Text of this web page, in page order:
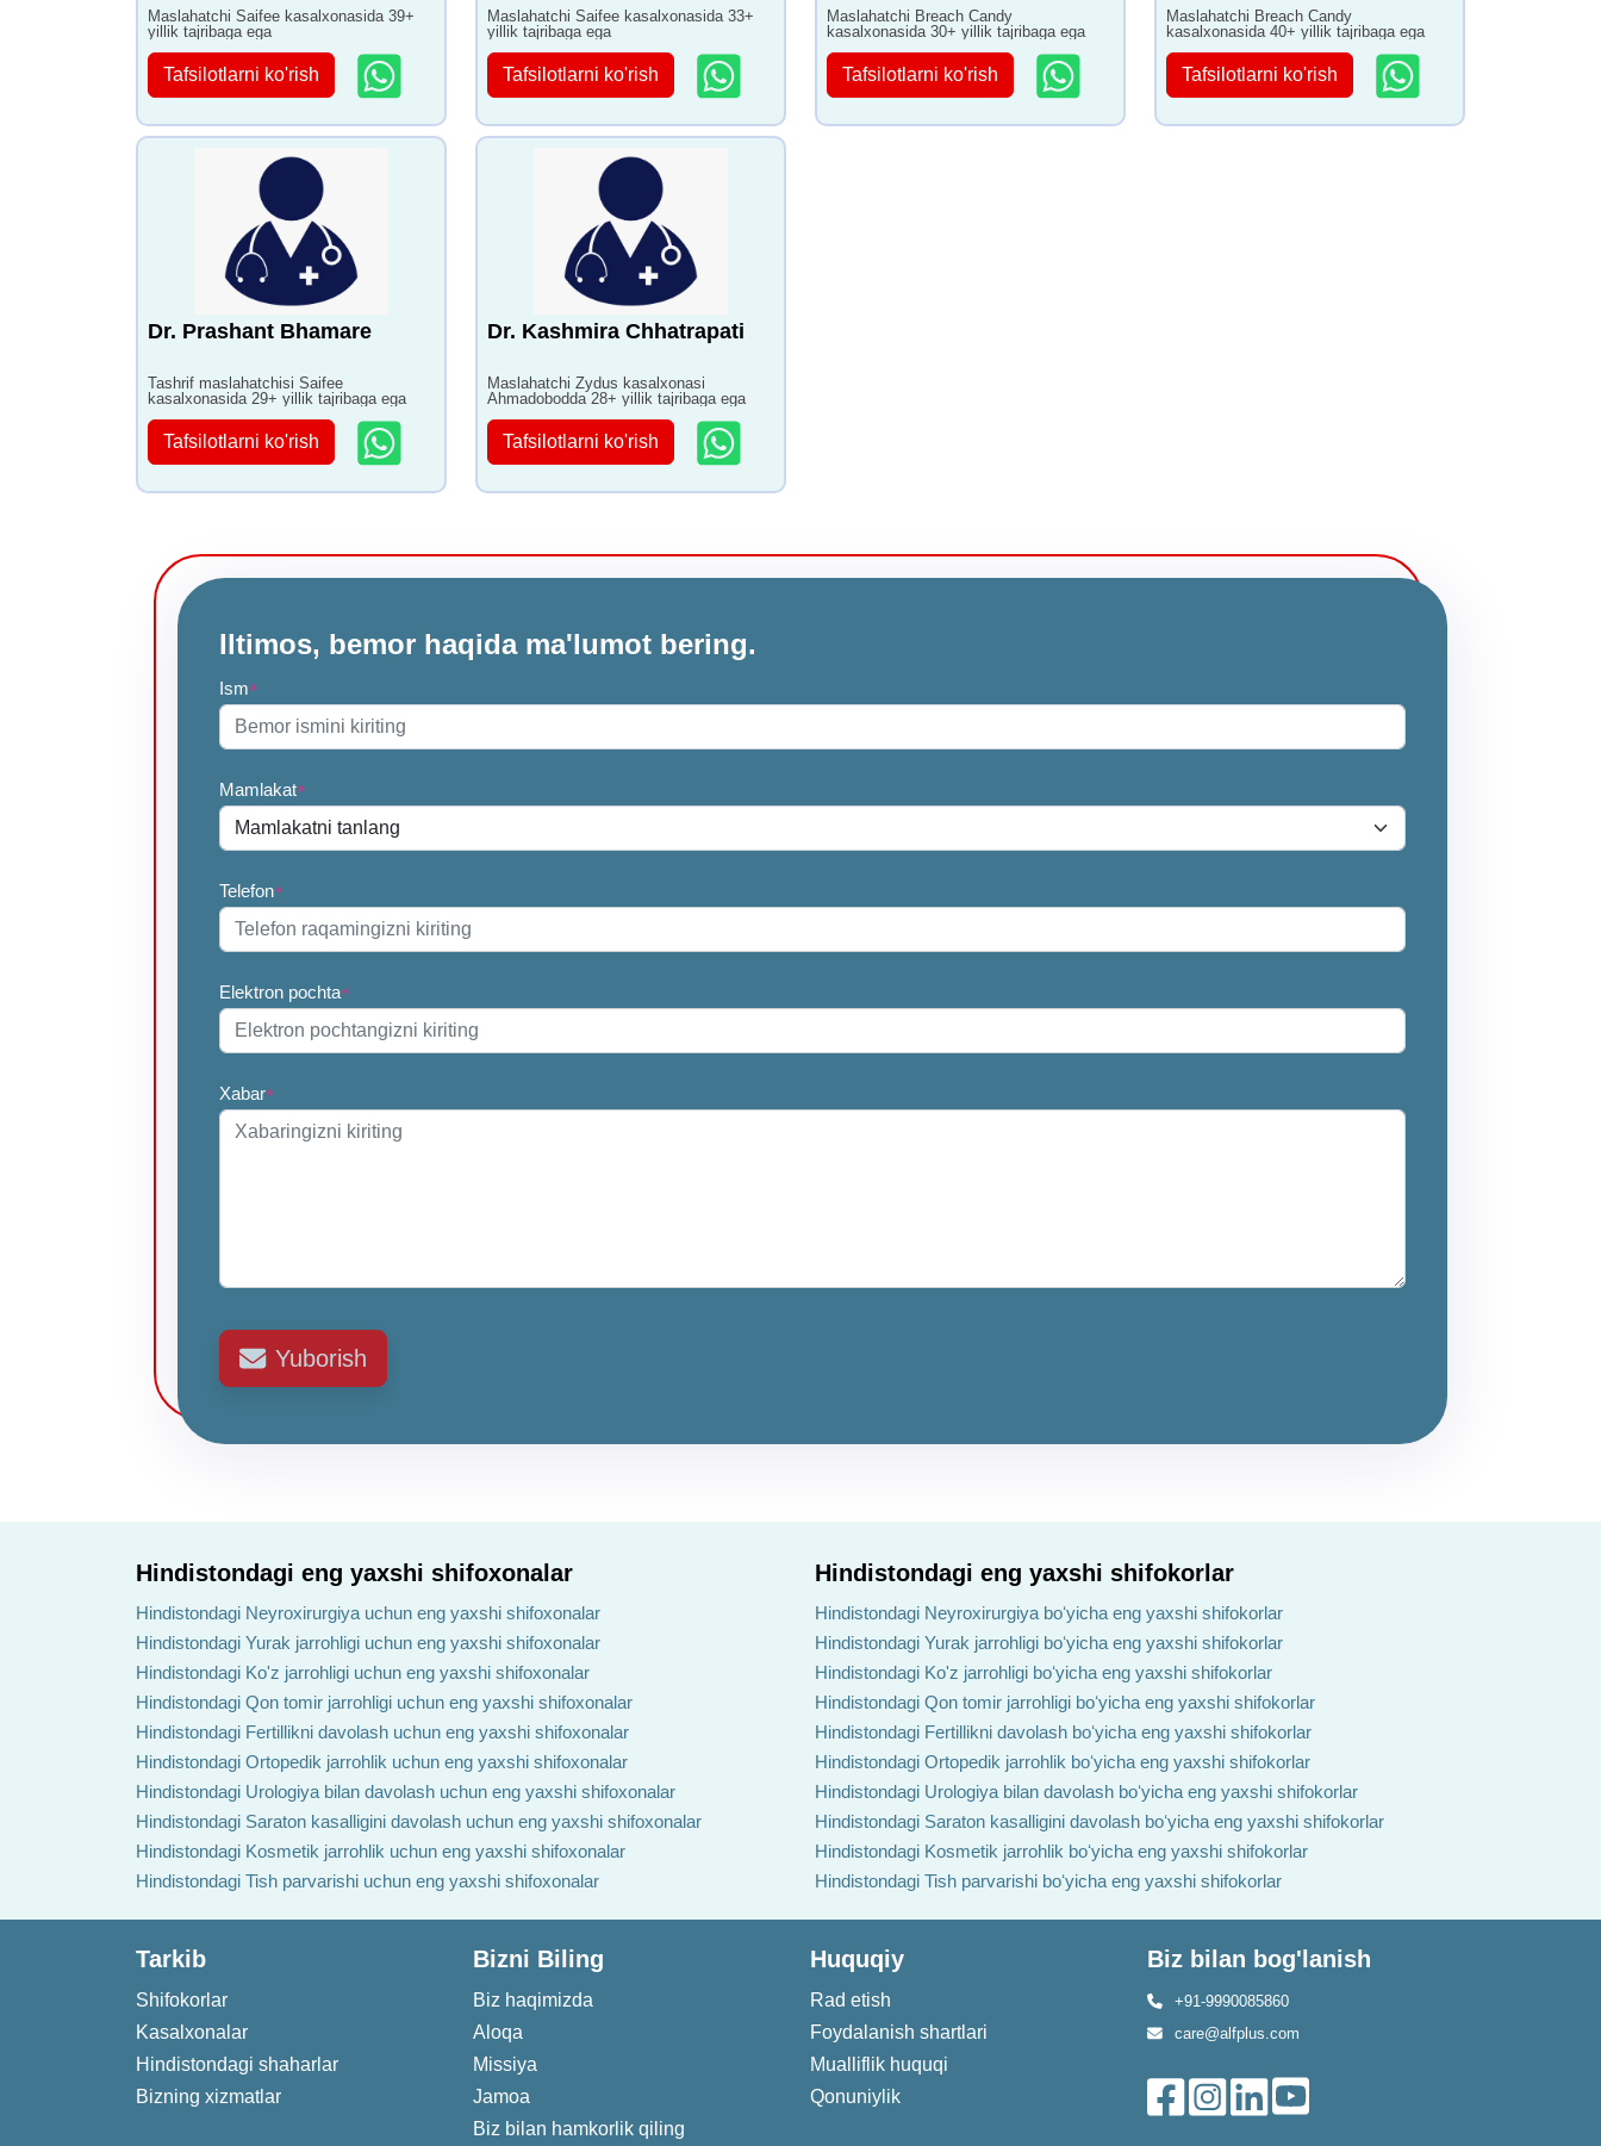
Maslahatchi Saifee kasalxonasida 39+
yillik tajribaga ega
Tafsilotlarni ko'rish
Maslahatchi Saifee kasalxonasida 33+
yillik tajribaga ega
Tafsilotlarni ko'rish
Maslahatchi Breach Candy
kasalxonasida 30+ yillik tajribaga ega
Tafsilotlarni ko'rish
Maslahatchi Breach Candy
kasalxonasida 40+ yillik tajribaga ega
Tafsilotlarni ko'rish
Dr. Prashant Bhamare
Tashrif maslahatchisi Saifee
kasalxonasida 29+ yillik tajribaga ega
Tafsilotlarni ko'rish
Dr. Kashmira Chhatrapati
Maslahatchi Zydus kasalxonasi
Ahmadobodda 28+ yillik tajribaga ega
Tafsilotlarni ko'rish
Iltimos, bemor haqida ma'lumot bering.
Ism*
Mamlakat*
Telefon*
Elektron pochta*
Xabar*
Yuborish
Hindistondagi eng yaxshi shifoxonalar
Hindistondagi Neyroxirurgiya uchun eng yaxshi shifoxonalar
Hindistondagi Yurak jarrohligi uchun eng yaxshi shifoxonalar
Hindistondagi Ko'z jarrohligi uchun eng yaxshi shifoxonalar
Hindistondagi Qon tomir jarrohligi uchun eng yaxshi shifoxonalar
Hindistondagi Fertillikni davolash uchun eng yaxshi shifoxonalar
Hindistondagi Ortopedik jarrohlik uchun eng yaxshi shifoxonalar
Hindistondagi Urologiya bilan davolash uchun eng yaxshi shifoxonalar
Hindistondagi Saraton kasalligini davolash uchun eng yaxshi shifoxonalar
Hindistondagi Kosmetik jarrohlik uchun eng yaxshi shifoxonalar
Hindistondagi Tish parvarishi uchun eng yaxshi shifoxonalar
Hindistondagi eng yaxshi shifokorlar
Hindistondagi Neyroxirurgiya boʻyicha eng yaxshi shifokorlar
Hindistondagi Yurak jarrohligi boʻyicha eng yaxshi shifokorlar
Hindistondagi Ko'z jarrohligi boʻyicha eng yaxshi shifokorlar
Hindistondagi Qon tomir jarrohligi boʻyicha eng yaxshi shifokorlar
Hindistondagi Fertillikni davolash boʻyicha eng yaxshi shifokorlar
Hindistondagi Ortopedik jarrohlik boʻyicha eng yaxshi shifokorlar
Hindistondagi Urologiya bilan davolash boʻyicha eng yaxshi shifokorlar
Hindistondagi Saraton kasalligini davolash boʻyicha eng yaxshi shifokorlar
Hindistondagi Kosmetik jarrohlik boʻyicha eng yaxshi shifokorlar
Hindistondagi Tish parvarishi boʻyicha eng yaxshi shifokorlar
Tarkib
Shifokorlar
Kasalxonalar
Hindistondagi shaharlar
Bizning xizmatlar
Bizni Biling
Biz haqimizda
Aloqa
Missiya
Jamoa
Biz bilan hamkorlik qiling
Huquqiy
Rad etish
Foydalanish shartlari
Mualliflik huquqi
Qonuniylik
Biz bilan bog'lanish
+91-9990085860
care@alfplus.com